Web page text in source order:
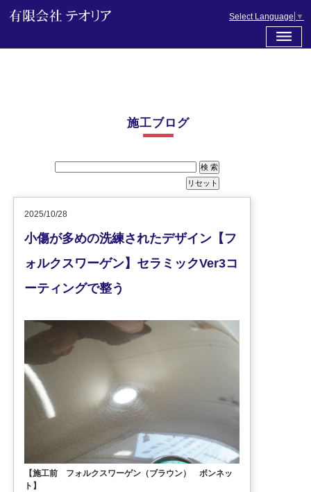
Select Language ▼
施工ブログ
2025/10/28
小傷が多めの洗練されたデザイン【フ
ォルクスワーゲン】セラミックVer3コ
ーティングで整う
【施工前 フォルクスワーゲン（ブラウン） ボンネッ
ト】